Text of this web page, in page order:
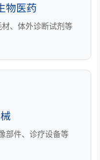
物医药
、体外诊断试剂等
部件、诊疗设备等